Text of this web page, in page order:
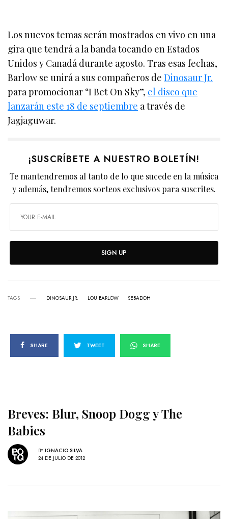
Los nuevos temas serán mostrados en vivo en una
gira que tendrá a la banda tocando en Estados
Unidos y Canadá durante agosto. Tras esas fechas,
Barlow se unirá a sus compañeros deDinosaur Jr.
para promocionar “I Bet On Sky”, el disco que
lanzarán este 18 de septiembre a través de
Jagjaguwar.
¡SUSCRÍBETE A NUESTRO BOLETÍN!
Te mantendremos al tanto de lo que sucede en la música
y además, tendremos sorteos exclusivos para suscrites.
SIGN UP
TAGS DINOSAUR JR. LOU BARLOW SEBADOH
SHARE TWEET SHARE
Breves: Blur, Snoop Dogg y The
Babies
BY IGNACIO SILVA
24 DE JULIO DE 2012